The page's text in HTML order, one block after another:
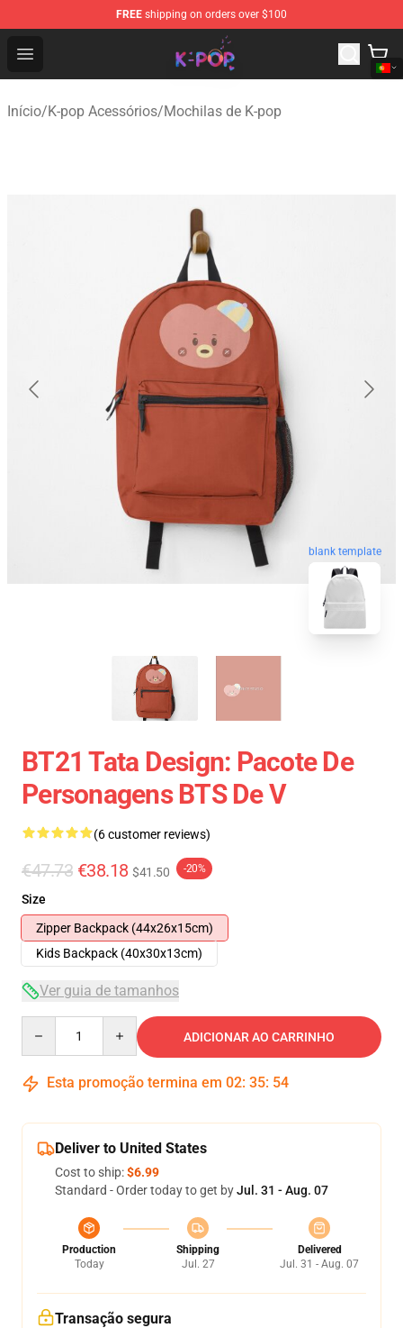
FREE shipping on orders over $100
Open menu
K-pop Store - Official K-pop Merchandise Shop
Início/K-pop Acessórios/Mochilas de K-pop
blank template
BT21 Tata Design: Pacote De
Personagens BTS De V
(6 customer reviews)
€47.73 €38.18 $41.50 -20%
Size
Zipper Backpack (44x26x15cm)
Kids Backpack (40x30x13cm)
Ver guia de tamanhos
ADICIONAR AO CARRINHO
Esta promoção termina em 02: 35: 54
Deliver to United States
Cost to ship:$6.99
Standard - Order today to get byJul. 31 - Aug. 07
Production
Today
Shipping
Jul. 27
Delivered
Jul. 31 - Aug. 07
Transação segura